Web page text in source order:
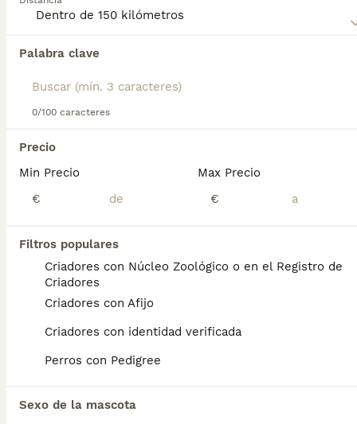
Palabra clave
0/100 caracteres
Precio
Min Precio
€
Max Precio
€
Filtros populares
Criadores con Núcleo Zoológico o en el Registro de
Criadores
Criadores con Afijo
Criadores con identidad verificada
Perros con Pedigree
Sexo de la mascota
Encontramos 0 Perdiguero Frisón Perros para
Si deseas exactamente esta búsqueda guarda tu
búsqueda y espera el resultado perfecto:
Preguntas frecuentes
¿Qué se supone que deben
señalar los perros de
muestra?
Por lo general, se trata de que encontró algo
incluso una pelota de tenis . Algunas razas
a su afición por encontrar, señalar y